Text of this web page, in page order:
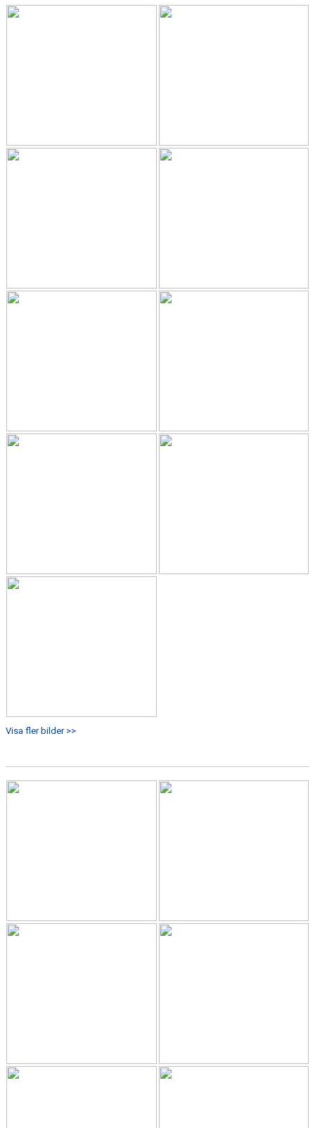
Visa fler bilder >>